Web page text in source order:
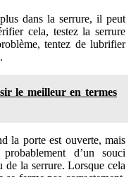
dans la serrure, il peut
cela, testez la serrure
tentez de lubrifier
le meilleur en termes
la porte est ouverte, mais
d’un souci
de la serrure. Lorsque cela